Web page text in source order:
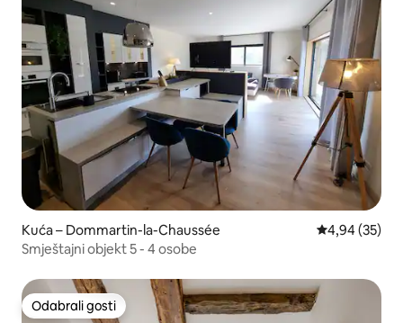
Kuća – Dommartin-la-Chaussée Prosječna
4,94 (35)
Smještajni objekt 5 - 4 osobe
Odabrali gosti
Odabrali gosti